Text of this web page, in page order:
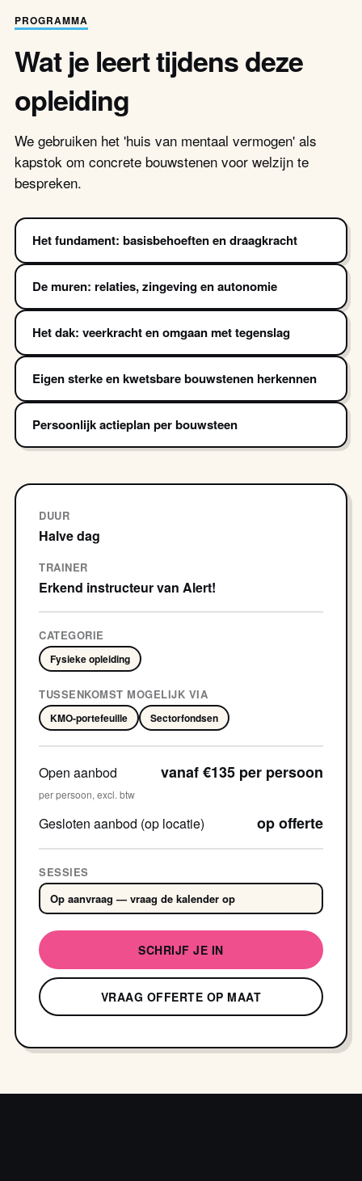
PROGRAMMA
Wat je leert tijdens deze
opleiding
We gebruiken het 'huis van mentaal vermogen' als
kapstok om concrete bouwstenen voor welzijn te
bespreken.
Het fundament: basisbehoeften en draagkracht
De muren: relaties, zingeving en autonomie
Het dak: veerkracht en omgaan met tegenslag
Eigen sterke en kwetsbare bouwstenen herkennen
Persoonlijk actieplan per bouwsteen
DUUR
Halve dag
TRAINER
Erkend instructeur van Alert!
CATEGORIE
Fysieke opleiding
TUSSENKOMST MOGELIJK VIA
KMO-portefeuille Sectorfondsen
Open aanbod vanaf €135 per persoon
per persoon, excl. btw
Gesloten aanbod (op locatie) op offerte
SESSIES
Op aanvraag — vraag de kalender op
SCHRIJF JE IN
VRAAG OFFERTE OP MAAT